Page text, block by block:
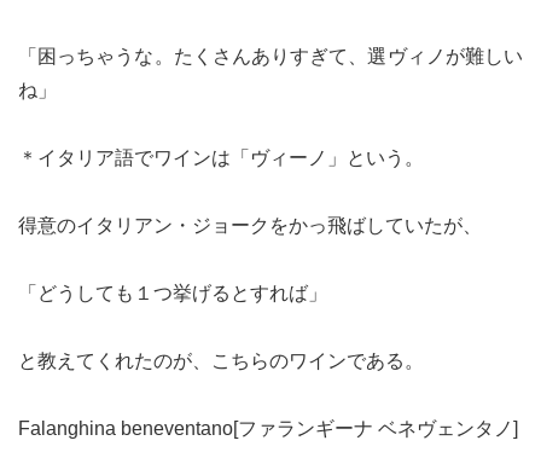
「困っちゃうな。たくさんありすぎて、選ヴィノが難しい
ね」
＊イタリア語でワインは「ヴィーノ」という。
得意のイタリアン・ジョークをかっ飛ばしていたが、
「どうしても１つ挙げるとすれば」
と教えてくれたのが、こちらのワインである。
Falanghina beneventano[ファランギーナ ベネヴェンタノ]